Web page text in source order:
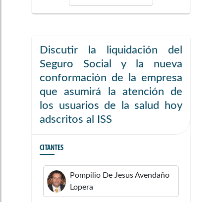
Discutir la liquidación del
Seguro Social y la nueva
conformación de la empresa
que asumirá la atención de
los usuarios de la salud hoy
adscritos al ISS
CITANTES
Pompilio De JesusAvendaño
Lopera